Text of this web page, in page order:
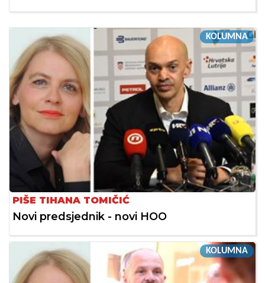
KOLUMNA
PIŠE TIHANA TOMIČIĆ
Novi predsjednik - novi HOO
KOLUMNA